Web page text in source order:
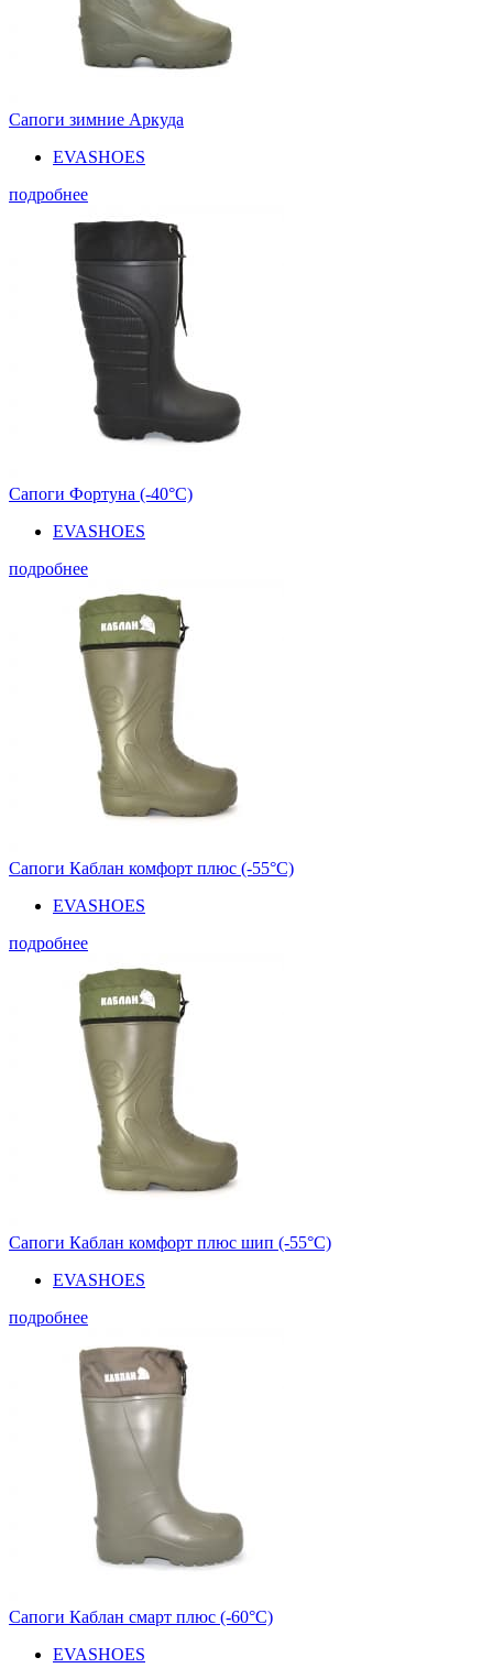
Сапоги зимние Аркуда
EVASHOES
подробнее
Сапоги Фортуна (-40°С)
EVASHOES
подробнее
Сапоги Каблан комфорт плюс (-55°С)
EVASHOES
подробнее
Сапоги Каблан комфорт плюс шип (-55°С)
EVASHOES
подробнее
Сапоги Каблан смарт плюс (-60°С)
EVASHOES